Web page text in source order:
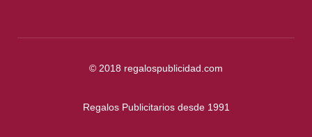
© 2018 regalospublicidad.com
Regalos Publicitarios desde 1991